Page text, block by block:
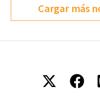
Cargar más